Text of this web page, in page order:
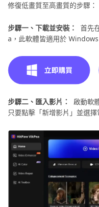
修復低畫質至高畫質的步驟：
步驟一、下載並安裝：
首先
a，此軟體皆適用於
步驟二、匯入影片：
啟動軟
只要點擊「新增影片」並選擇